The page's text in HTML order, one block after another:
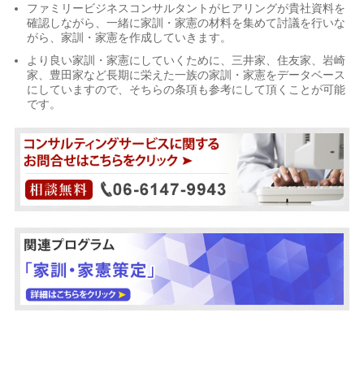
ファミリービジネスコンサルタントがヒアリングが貴社資料を
確認しながら、一緒に家訓・家憲の材料を集めて討議を行いな
がら、家訓・家憲を作成していきます。
より良い家訓・家憲にしていくために、三井家、住友家、岩崎
家、豊田家など長期に栄えた一族の家訓・家憲をデータベース
にしていますので、そちらの条項も参考にして頂くことが可能
です。